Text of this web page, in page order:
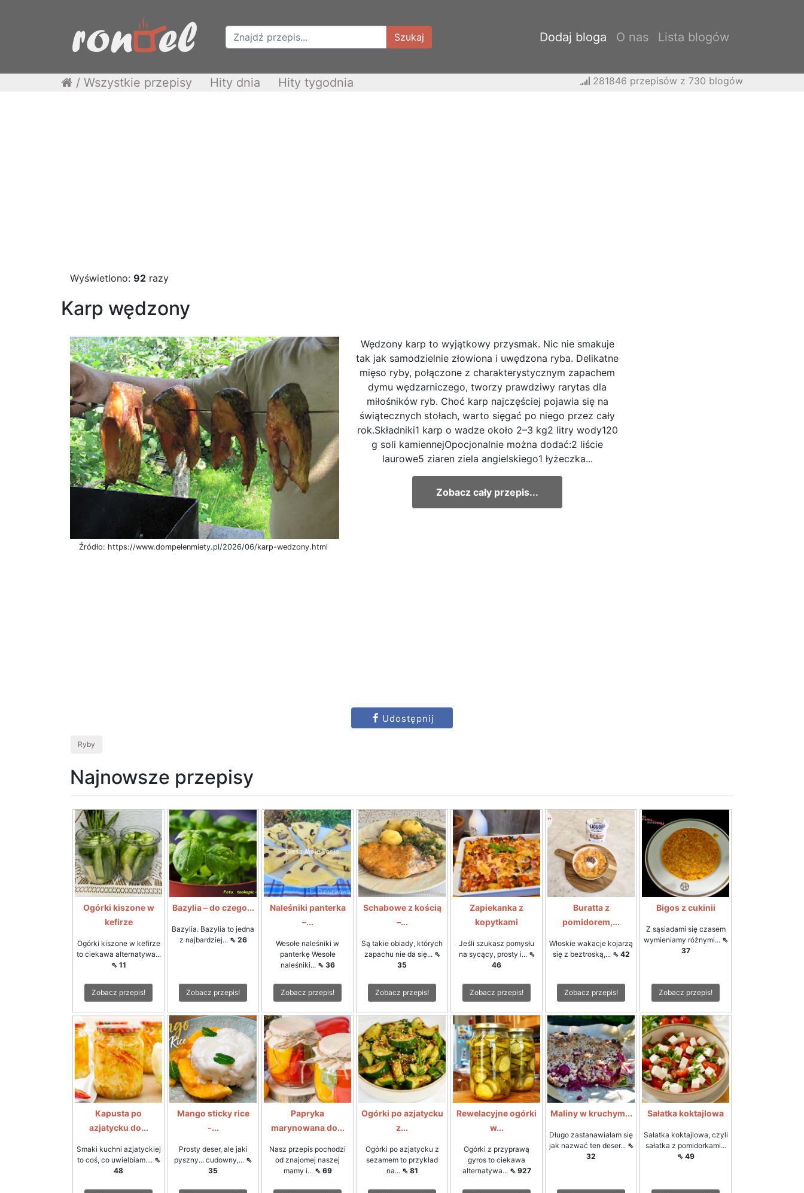
Szukaj Dodaj bloga O nas Lista blogów
/ Wszystkie przepisy Hity dnia Hity tygodnia 281846 przepisów z 730 blogów
Wyświetlono: 92 razy
Karp wędzony
Źródło: https://www.dompelenmiety.pl/2026/06/karp-wedzony.html
Wędzony karp to wyjątkowy przysmak. Nic nie smakuje
tak jak samodzielnie złowiona i uwędzona ryba. Delikatne
mięso ryby, połączone z charakterystycznym zapachem
dymu wędzarniczego, tworzy prawdziwy rarytas dla
miłośników ryb. Choć karp najczęściej pojawia się na
świątecznych stołach, warto sięgać po niego przez cały
rok.Składniki1 karp o wadze około 2–3 kg2 litry wody120
g soli kamiennejOpocjonalnie można dodać:2 liście
laurowe5 ziaren ziela angielskiego1 łyżeczka...
Zobacz cały przepis...
Udostępnij
Ryby
Najnowsze przepisy
Ogórki kiszone w
kefirze
Ogórki kiszone w kefirze
to ciekawa alternatywa...
⇖ 11
Zobacz przepis!
Bazylia – do czego...
Bazylia. Bazylia to jedna
z najbardziej... ⇖ 26
Zobacz przepis!
Naleśniki panterka
–...
Wesołe naleśniki w
panterkę Wesołe
naleśniki... ⇖ 36
Zobacz przepis!
Schabowe z kością
–...
Są takie obiady, których
zapachu nie da się... ⇖
35
Zobacz przepis!
Zapiekanka z
kopytkami
Jeśli szukasz pomysłu
na sycący, prosty i... ⇖
46
Zobacz przepis!
Buratta z
pomidorem,...
Włoskie wakacje kojarzą
się z beztroską,... ⇖ 42
Zobacz przepis!
Bigos z cukinii
Z sąsiadami się czasem
wymieniamy różnymi... ⇖
37
Zobacz przepis!
Kapusta po
azjatycku do...
Smaki kuchni azjatyckiej
to coś, co uwielbiam.... ⇖
48
Mango sticky rice
-...
Prosty deser, ale jaki
pyszny... cudowny,... ⇖
35
Papryka
marynowana do...
Nasz przepis pochodzi
od znajomej naszej
mamy i... ⇖ 69
Ogórki po azjatycku
z...
Ogórki po azjatycku z
sezamem to przykład
na... ⇖ 81
Rewelacyjne ogórki
w...
Ogórki z przyprawą
gyros to ciekawa
alternatywa... ⇖ 927
Maliny w kruchym...
Długo zastanawiałam się
jak nazwać ten deser... ⇖
32
Sałatka koktajlowa
Sałatka koktajlowa, czyli
sałatka z pomidorkami...
⇖ 49